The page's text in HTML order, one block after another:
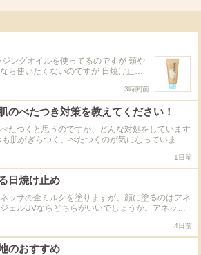
ングオイルを使ってるのですが 頬や
ら使いたくないのですが 日焼け止め
うか… 使ってる日焼け止
プルーフで
プルーフでもジェルで落ちるクレンジ
！ よろしくお願いします。
3時間前
のべたつき対策を教えてください！
たつくと思うのですが、どんな対処をしています
肌がぎらつく、べたつくのが気になっていま
や方法を参考にさせてください。 また、べ
すめがあれば教えてください！
1日前
日焼け止め
ッサの金ミルクを塗りますが、顔に塗るのはアネ
ェルUVならどちらがいいでしょうか。アネッサ
聞き心配で、アリーの方がテクスチャー的に乾燥
すが… メイクの崩れにくさ、日焼けしにくさ、
で皆さんはどちらを選びますか？
4日前
のおすすめ